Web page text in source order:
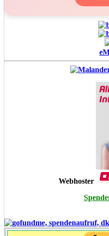
Webhoster